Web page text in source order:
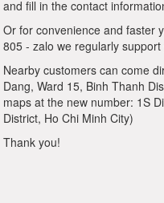
and fill in the contact
Or for convenience and faster
805 - zalo we regularly
Nearby customers can come
Dang, Ward 15, Binh Thanh
maps at the new number: 1S
District, Ho Chi Minh City)
Thank you!